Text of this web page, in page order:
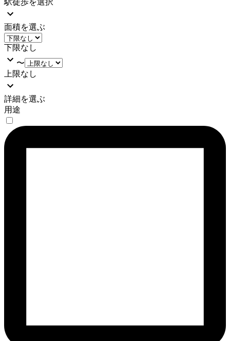
面積を選ぶ
下限なし
〜
上限なし
詳細を選ぶ
用途